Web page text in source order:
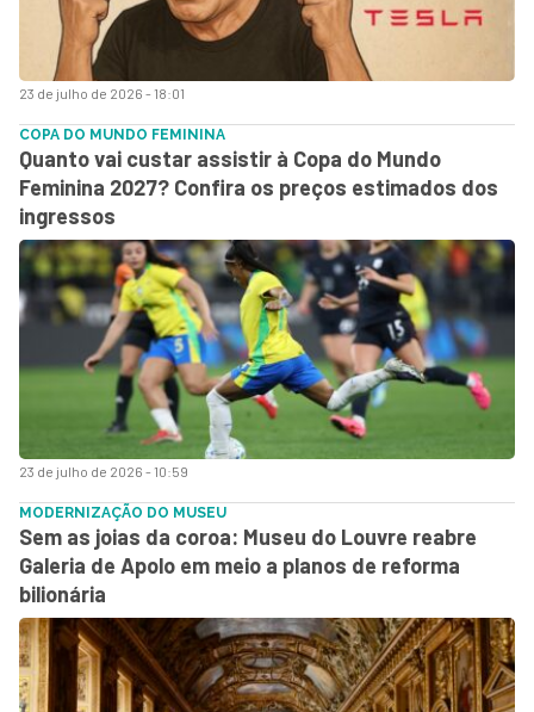
23 de julho de 2026 - 18:01
23 de julho de 2026 - 10:59
COPA DO MUNDO FEMININA
Quanto vai custar assistir à Copa do Mundo
Feminina 2027? Confira os preços estimados dos
ingressos
MODERNIZAÇÃO DO MUSEU
Sem as joias da coroa: Museu do Louvre reabre
Galeria de Apolo em meio a planos de reforma
bilionária